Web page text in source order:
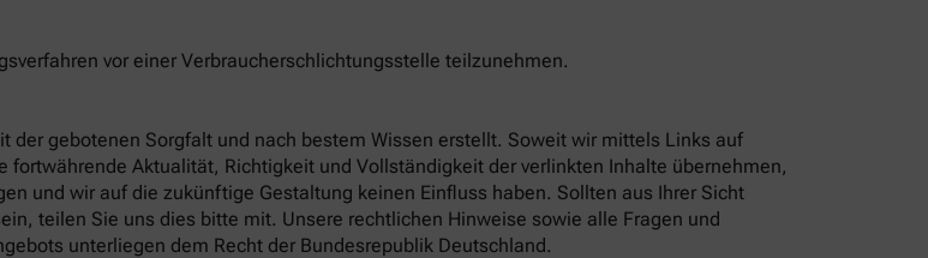
vor einer Verbraucherschlichtungsstelle teilzunehmen.
der gebotenen Sorgfalt und nach bestem Wissen erstellt. Soweit wir mittels Links auf
Aktualität, Richtigkeit und Vollständigkeit der verlinkten Inhalte übernehmen,
und wir auf die zukünftige Gestaltung keinen Einfluss haben. Sollten aus Ihrer Sicht
teilen Sie uns dies bitte mit. Unsere rechtlichen Hinweise sowie alle Fragen und
unterliegen dem Recht der Bundesrepublik Deutschland.